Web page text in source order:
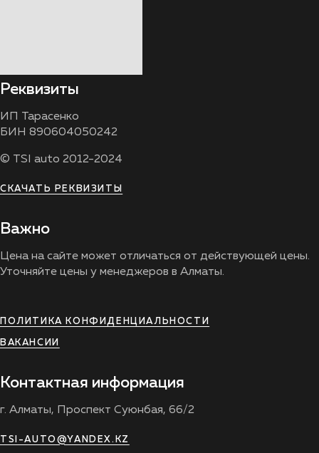
Реквизиты
ИП Тарасенко
БИН 890604050242
© TSI auto 2012-2024
СКАЧАТЬ РЕКВИЗИТЫ
Важно
Цена на сайте может отличаться от действующей цены.
Уточняйте цены у менеджеров в Алматы.
ПОЛИТИКА КОНФИДЕНЦИАЛЬНОСТИ
ВАКАНСИИ
Контактная информация
г. Алматы, Проспект Суюнбая, 66/2
TSI-AUTO@YANDEX.KZ